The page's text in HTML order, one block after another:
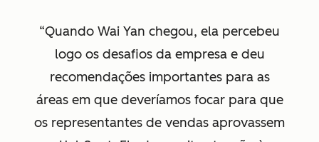
Quando Wai Yan chegou, ela percebeu
logo os desafios da empresa e deu
recomendações importantes para as
áreas em que deveríamos focar para que
os representantes de vendas aprovassem